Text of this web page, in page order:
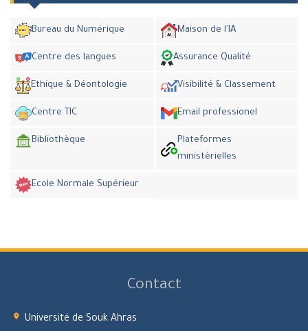
Bureau du Numérique Maison de l'IA
Centre des langues Assurance Qualité
Ethique & Déontologie Visibilité & Classement
Centre TIC Email professionel
Bibliothèque
Plateformes
ministèrielles
Ecole Normale Supérieur
Contact
Université de Souk Ahras